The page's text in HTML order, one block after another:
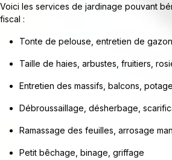
Voici les services de jardinage pouvant
fiscal :
Tonte de pelouse, entretien de gazon
Taille de haies, arbustes, fruitiers,
Entretien des massifs, balcons,
Débroussaillage, désherbage,
Ramassage des feuilles, arrosage
Petit bêchage, binage, griffage